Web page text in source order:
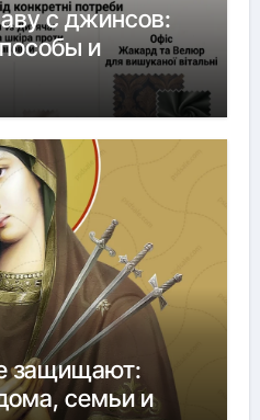
с джинсов:
и
защищают:
семьи и